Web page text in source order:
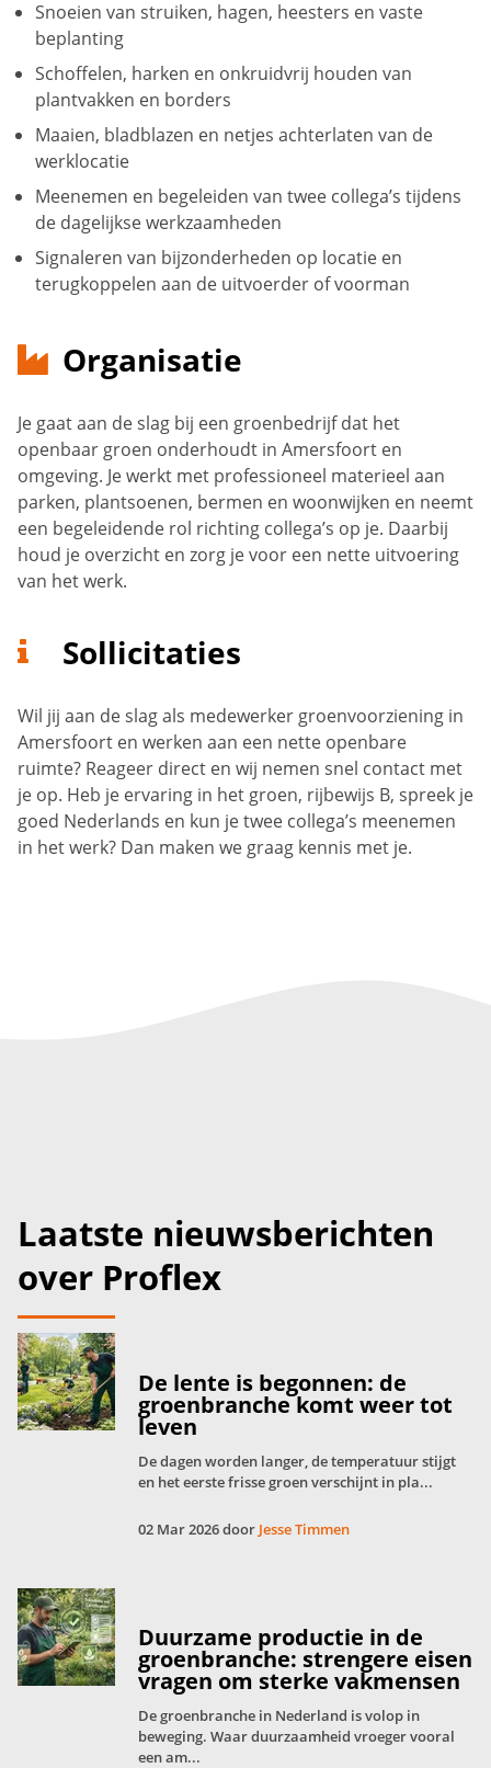
Snoeien van struiken, hagen, heesters en vaste
beplanting
Schoffelen, harken en onkruidvrij houden van
plantvakken en borders
Maaien, bladblazen en netjes achterlaten van de
werklocatie
Meenemen en begeleiden van twee collega’s tijdens
de dagelijkse werkzaamheden
Signaleren van bijzonderheden op locatie en
terugkoppelen aan de uitvoerder of voorman
Organisatie
Je gaat aan de slag bij een groenbedrijf dat het
openbaar groen onderhoudt in Amersfoort en
omgeving. Je werkt met professioneel materieel aan
parken, plantsoenen, bermen en woonwijken en neemt
een begeleidende rol richting collega’s op je. Daarbij
houd je overzicht en zorg je voor een nette uitvoering
van het werk.
Sollicitaties
Wil jij aan de slag als medewerker groenvoorziening in
Amersfoort en werken aan een nette openbare
ruimte? Reageer direct en wij nemen snel contact met
je op. Heb je ervaring in het groen, rijbewijs B, spreek je
goed Nederlands en kun je twee collega’s meenemen
in het werk? Dan maken we graag kennis met je.
Laatste nieuwsberichten
over Proflex
De lente is begonnen: de
groenbranche komt weer tot
leven
De dagen worden langer, de temperatuur stijgt
en het eerste frisse groen verschijnt in pla...
02 Mar 2026 door Jesse Timmen
Duurzame productie in de
groenbranche: strengere eisen
vragen om sterke vakmensen
De groenbranche in Nederland is volop in
beweging. Waar duurzaamheid vroeger vooral
een am...